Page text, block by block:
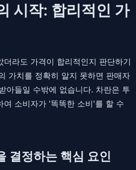
시작: 합리적인 가
더라도 가격이 합리적인지 판단하기
가치를 정확히 알지 못하면 판매자
아들일 수밖에 없습니다. 차란은 투
여 소비자가 '똑똑한 소비'를 할 수
결정하는 핵심 요인